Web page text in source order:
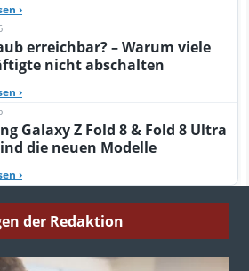
›
erreichbar? – Warum viele
nicht abschalten
›
Galaxy Z Fold 8 & Fold 8 Ultra
die neuen Modelle
›
der Redaktion